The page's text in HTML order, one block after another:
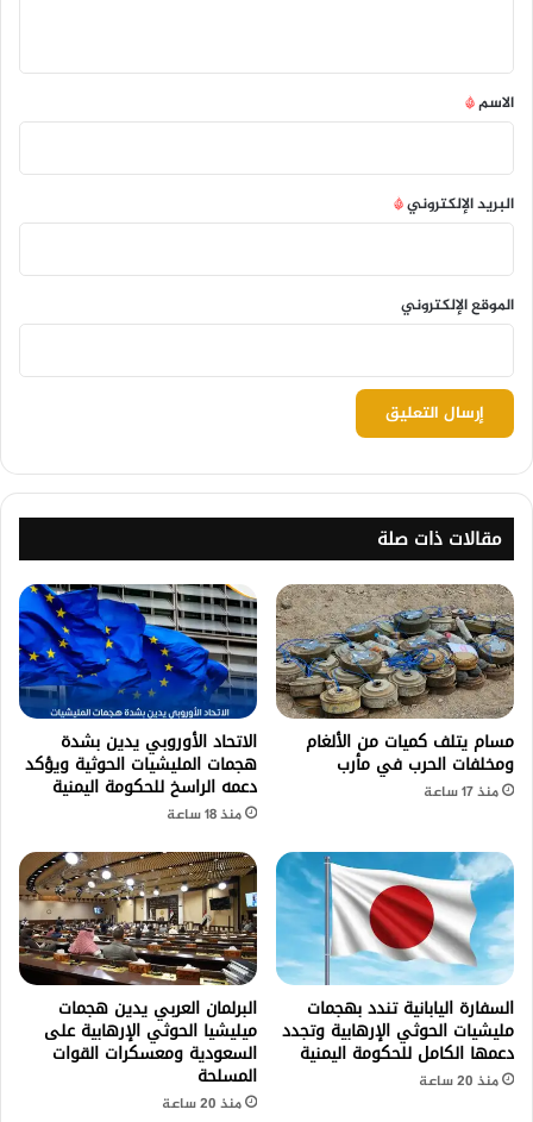
*
الاسم*
البريد الإلكتروني*
الموقع الإلكتروني
مقالات ذات صلة
مسام يتلف كميات من الألغام
ومخلفات الحرب في مأرب
منذ 17 ساعة
الاتحاد الأوروبي يدين بشدة
هجمات المليشيات الحوثية ويؤكد
دعمه الراسخ للحكومة اليمنية
منذ 18 ساعة
السفارة اليابانية تندد بهجمات
مليشيات الحوثي الإرهابية وتجدد
دعمها الكامل للحكومة اليمنية
منذ 20 ساعة
البرلمان العربي يدين هجمات
ميليشيا الحوثي الإرهابية على
السعودية ومعسكرات القوات
المسلحة
منذ 20 ساعة